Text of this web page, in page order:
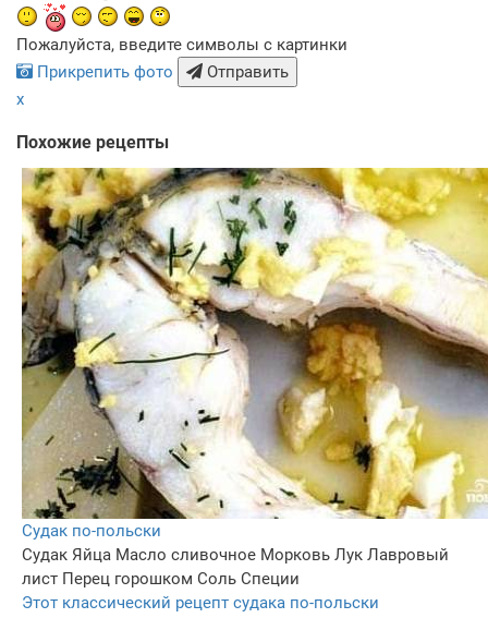
Пожалуйста, введите символы с картинки
Прикрепить фото
Отправить
x
Похожие рецепты
Судак по-польски
Судак Яйца Масло сливочное Морковь Лук Лавровый
лист Перец горошком Соль Специи
Этот классический рецепт судака по-польски